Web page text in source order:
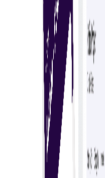
התחילו להגיש הצעות
מכירות פומביות חיות מרובות בקלות
הגשת הצעות במקביל
ויוצרות הזדמנויות מגוונות
לקונים ולמוכרים.